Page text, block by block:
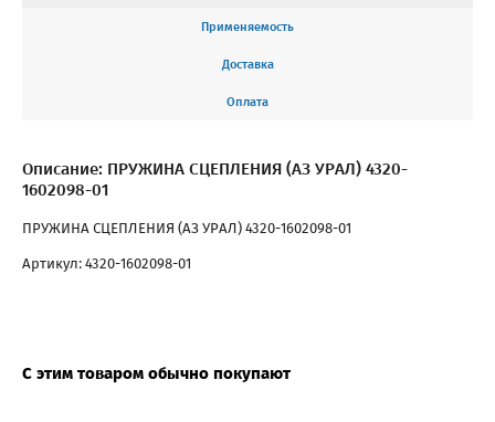
Применяемость
Доставка
Оплата
Описание: ПРУЖИНА СЦЕПЛЕНИЯ (АЗ УРАЛ) 4320-
1602098-01
ПРУЖИНА СЦЕПЛЕНИЯ (АЗ УРАЛ) 4320-1602098-01
Артикул: 4320-1602098-01
С этим товаром обычно покупают